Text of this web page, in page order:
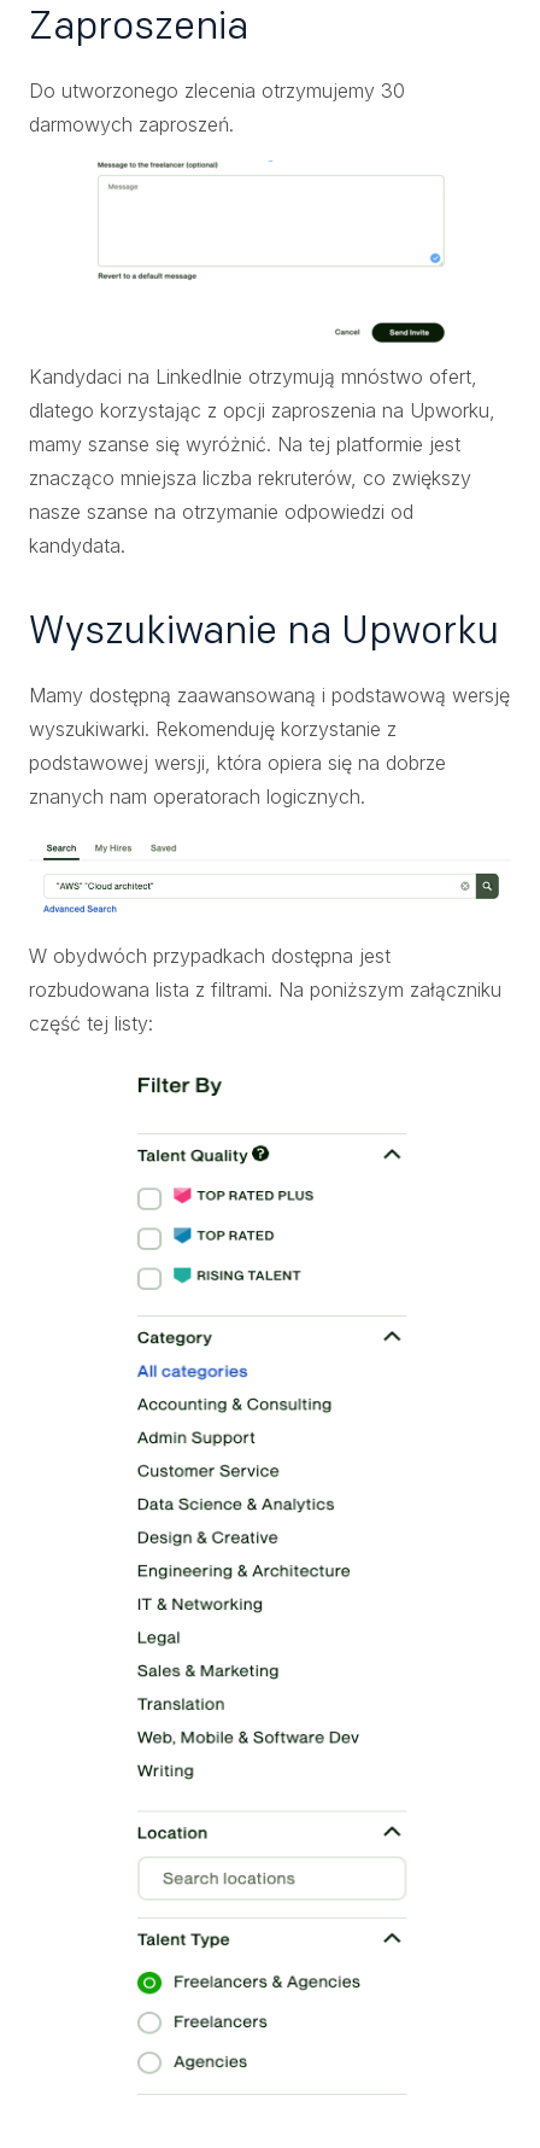
Zaproszenia
Do utworzonego zlecenia otrzymujemy 30
darmowych zaproszeń.
Kandydaci na LinkedInie otrzymują mnóstwo ofert,
dlatego korzystając z opcji zaproszenia na Upworku,
mamy szanse się wyróżnić. Na tej platformie jest
znacząco mniejsza liczba rekruterów, co zwiększy
nasze szanse na otrzymanie odpowiedzi od
kandydata.
Wyszukiwanie na Upworku
Mamy dostępną zaawansowaną i podstawową wersję
wyszukiwarki. Rekomenduję korzystanie z
podstawowej wersji, która opiera się na dobrze
znanych nam operatorach logicznych.
W obydwóch przypadkach dostępna jest
rozbudowana lista z filtrami. Na poniższym załączniku
część tej listy: